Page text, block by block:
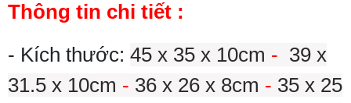
Thông tin chi tiết :
- Kích thước: 45 x 35 x 10cm - 39 x
31.5 x 10cm - 36 x 26 x 8cm - 35 x 25